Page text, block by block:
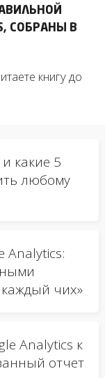
СОБРАНЫ В
книгу до
какие 5
любому
Analytics:
чих»
Analytics к
отчет